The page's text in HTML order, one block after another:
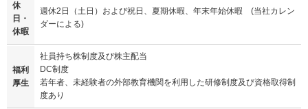
休
日・
休暇
週休2日（土日）および祝日、夏期休暇、年末年始休暇 (当社カレン
ダーによる)
福利
厚生
社員持ち株制度及び株主配当
DC制度
若年者、未経験者の外部教育機関を利用した研修制度及び資格取得制
度あり